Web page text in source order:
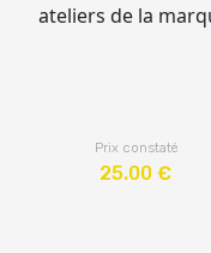
ateliers de la
Prix constaté
25.00 €